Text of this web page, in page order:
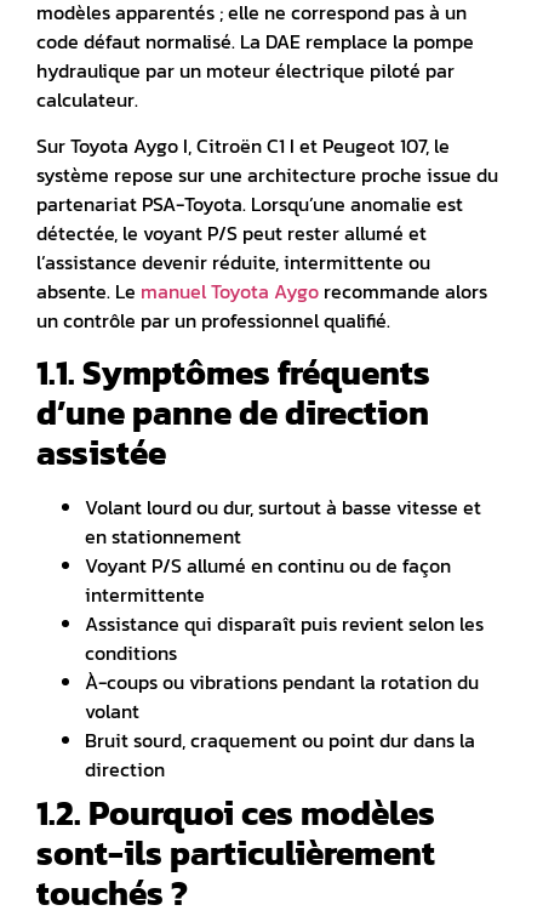
modèles apparentés ; elle ne correspond pas à un
code défaut normalisé. La DAE remplace la pompe
hydraulique par un moteur électrique piloté par
calculateur.
Sur Toyota Aygo I, Citroën C1 I et Peugeot 107, le
système repose sur une architecture proche issue du
partenariat PSA-Toyota. Lorsqu’une anomalie est
détectée, le voyant P/S peut rester allumé et
l’assistance devenir réduite, intermittente ou
absente. Le manuel Toyota Aygo recommande alors
un contrôle par un professionnel qualifié.
1.1. Symptômes fréquents
d’une panne de direction
assistée
Volant lourd ou dur, surtout à basse vitesse et
en stationnement
Voyant P/S allumé en continu ou de façon
intermittente
Assistance qui disparaît puis revient selon les
conditions
À-coups ou vibrations pendant la rotation du
volant
Bruit sourd, craquement ou point dur dans la
direction
1.2. Pourquoi ces modèles
sont-ils particulièrement
touchés ?